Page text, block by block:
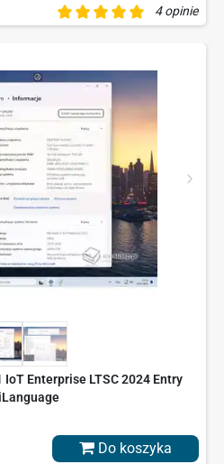
4 opinie
Enterprise LTSC 2024 Entry
Do koszyka